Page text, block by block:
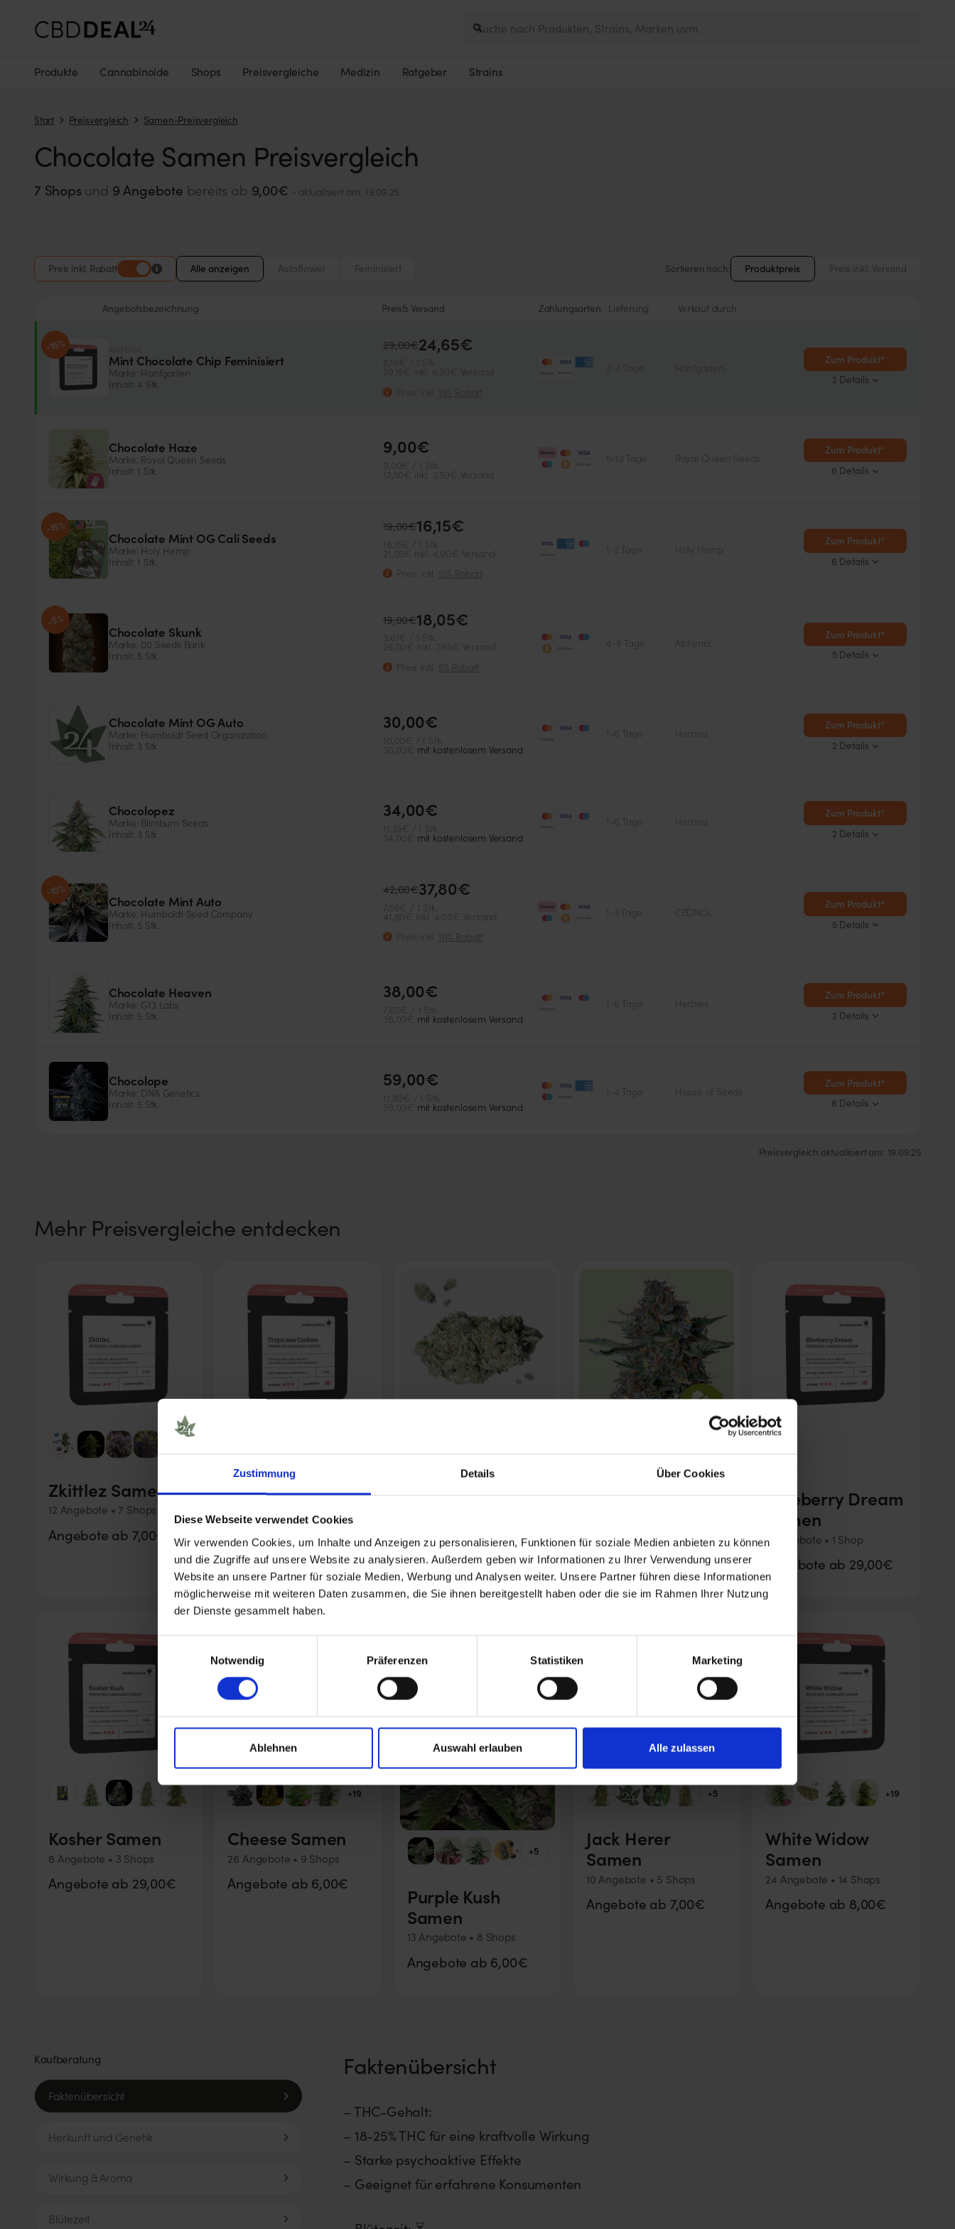
Zustimmung Details Über Cookies
Diese Webseite verwendet Cookies
Wir verwenden Cookies, um Inhalte und Anzeigen zu personalisieren, Funktionen für soziale Medien anbieten zu können
und die Zugriffe auf unsere Website zu analysieren. Außerdem geben wir Informationen zu Ihrer Verwendung unserer
Website an unsere Partner für soziale Medien, Werbung und Analysen weiter. Unsere Partner führen diese Informationen
möglicherweise mit weiteren Daten zusammen, die Sie ihnen bereitgestellt haben oder die sie im Rahmen Ihrer Nutzung
der Dienste gesammelt haben.
Einwilligungsauswahl
Notwendig
Präferenzen Statistiken Marketing
Ablehnen Auswahl erlauben Alle zulassen
Produkte Cannabinoide Shops Preisvergleiche Medizin Ratgeber Strains
Start Preisvergleich Samen-Preisvergleich
Chocolate Samen Preisvergleich
7 Shopsund 9 Angebote bereits ab 9,00€ - aktualisiert am: 19.09.25
Preis inkl. Rabatt Alle anzeigen Autoflower Feminisiert Sortieren nach: Produktpreis Preis inkl. Versand
Angebotsbezeichnung Preis& Versand Zahlungsarten Lieferung Verkauf durch
-15%
Mint Chocolate Chip Feminisiert
Marke: Hanfgarten
Inhalt: 4 Stk.
29,00€24,65€
Zum Produkt*
2 Details
FeminisiertChocolate Haze
Marke: Royal Queen Seeds
Inhalt: 1 Stk.
9,00€
12,50€ inkl. 3,50€ Versand
5-13 Tage Royal Queen Seeds
Zum Produkt*
6 Details
Sativa Groß
-15%
Chocolate Mint OG Cali Seeds
Marke: Holy Hemp
Inhalt: 1 Stk.
19,00€16,15€
21,05€ inkl. 4,90€ Versand
1-2 Tage Holy Hemp
Zum Produkt*
6 Details
Hybrid Durchschnitt
-5%
Chocolate Skunk
Marke: 00 Seeds Bank
Inhalt: 5 Stk.
19,00€18,05€
3,61€ / 1 Stk.
26,00€ inkl. 7,95€ Versand
4-8 Tage
Zum Produkt*
5 Details
Genotyp
Indica Feminisiert
Chocolate Mint OG Auto
Marke: Humboldt Seed Organization
Inhalt: 3 Stk.
30,00€
30,00€ mit kostenlosem Versand
1-6 Tage
Zum Produkt*
2 Details
AutoflowerChocolopez
Marke: Blimburn Seeds
Inhalt: 3 Stk.
34,00€
11,33€ / 1 Stk.
34,00€ mit kostenlosem Versand
1-6 Tage
Zum Produkt*
2 Details
Feminisiert
-10%
Chocolate Mint Auto
Marke: Humboldt Seed Company
Inhalt: 5 Stk.
42,00€37,80€
41,80€ inkl. 4,00€ Versand
1-3 Tage CBDNOL
Zum Produkt*
5 Details
Indica Chocolate Heaven
Marke: G13 Labs
Inhalt: 5 Stk.
38,00€
38,00€ mit kostenlosem Versand
1-6 Tage
Zum Produkt*
2 Details
Samentyp
FeminisiertChocolope
Marke: DNA Genetics
Inhalt: 5 Stk.
59,00€
mit kostenlosem Versand
1-4 Tage
Zum Produkt*
6 Details
Blütezeit
8 – 10 Wochen
Preisvergleich aktualisiert am: 19.09.25
Mehr Preisvergleiche entdecken
Zkittlez Samen
12 Angebote • 7 Shops
Angebote ab 7,00€
Cookies Samen
Angebote ab 7,00€
Power Plant
Angebote ab 14,00€
Do-Si-Dos
Angebote ab 10,00€
Blueberry Dream
Samen
2 Angebote • 1 Shop
Angebote ab 29,00€
Kosher Samen
6 Angebote • 3 Shops
Angebote ab 29,00€
+19
Cheese Samen
26 Angebote • 9 Shops
Angebote ab 6,00€
+5
Purple Kush
Samen
13 Angebote • 8 Shops
Angebote ab 6,00€
+5
Jack Herer
Samen
10 Angebote • 5 Shops
Angebote ab 7,00€
+19
White Widow
Samen
24 Angebote • 14 Shops
Angebote ab 8,00€
Kaufberatung
Faktenübersicht
Herkunft und Genetik
Wirkung & Aroma
Blütezeit
Faktenübersicht
– THC-Gehalt:
– 18-25% THC für eine kraftvolle Wirkung
– Starke psychoaktive Effekte
– Geeignet für erfahrene Konsumenten